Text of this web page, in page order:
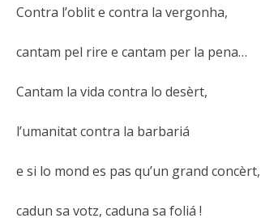
Contra l’oblit e contra la vergonha,
cantam pel rire e cantam per la pena…
Cantam la vida contra lo desèrt,
l’umanitat contra la barbariá
e si lo mond es pas qu’un grand concèrt,
cadun sa votz, caduna sa foliá !